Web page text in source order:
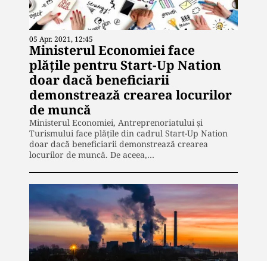
05 Apr. 2021, 12:45
Ministerul Economiei face
plățile pentru Start-Up Nation
doar dacă beneficiarii
demonstrează crearea locurilor
de muncă
Ministerul Economiei, Antreprenoriatului și
Turismului face plățile din cadrul Start-Up Nation
doar dacă beneficiarii demonstrează crearea
locurilor de muncă. De aceea,…